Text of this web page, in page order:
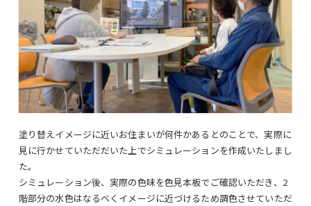
塗り替えイメージに近いお住まいが何件かあるとのことで、実際に
見に行かせていただだいた上でシミュレーションを作成いたしまし
た。
シミュレーション後、実際の色味を色見本板でご確認いただき、2
階部分の水色はなるべくイメージに近づけるため調色させていただ